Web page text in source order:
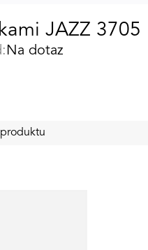
JAZZ 3705
Na dotaz